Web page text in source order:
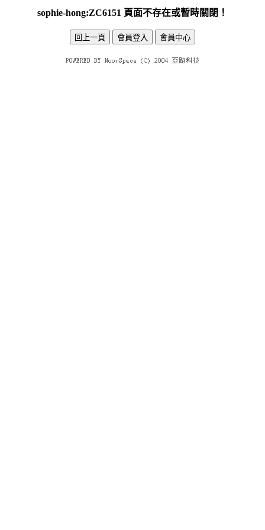
sophie-hong:ZC6151 頁面不存在或暫時關閉！